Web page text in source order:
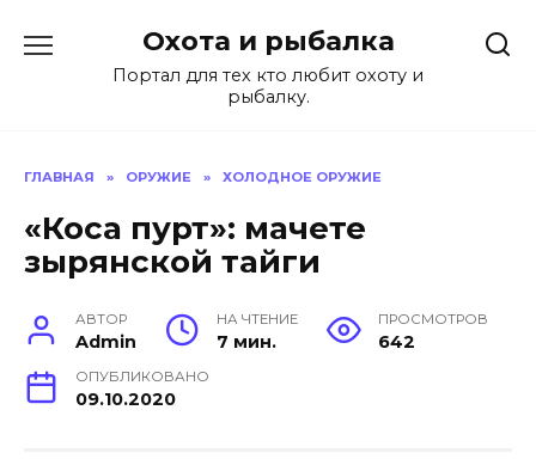
содержанию
Охота и рыбалка
Портал для тех кто любит охоту и
рыбалку.
ГЛАВНАЯ » ОРУЖИЕ » ХОЛОДНОЕ ОРУЖИЕ
«Коса пурт»: мачете
зырянской тайги
АВТОР
Admin
НА ЧТЕНИЕ
7 мин.
ПРОСМОТРОВ
642
ОПУБЛИКОВАНО
09.10.2020